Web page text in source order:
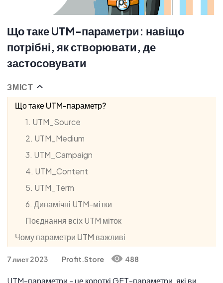
Що таке UTM-параметри: навіщо
потрібні, як створювати, де
застосовувати
ЗМІСТ
Що таке UTM-параметр?
1. UTM_Source
2. UTM_Medium
3. UTM_Campaign
4. UTM_Content
5. UTM_Term
6. Динамічні UTM-мітки
Поєднання всіх UTM міток
Чому параметри UTM важливі
7 лист 2023 Profit.Store 488
UTM-параметри - це короткі GET-параметри, які ви